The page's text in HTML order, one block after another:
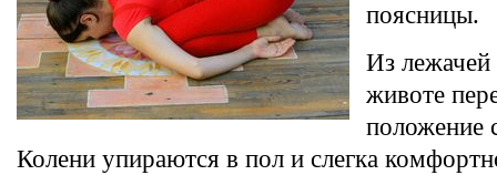
поясницы.
Из лежачей
животе
положение
Колени упираются в пол и слегка